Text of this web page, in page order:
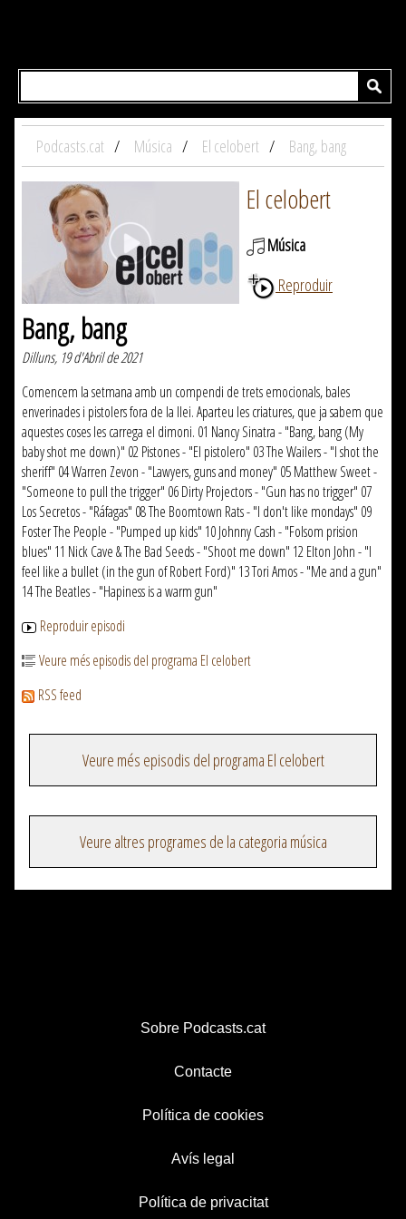
Podcasts.cat Música El celobert Bang, bang
El celobert
Música
Reproduir
Bang, bang
Dilluns, 19 d'Abril de 2021
Comencem la setmana amb un compendi de trets emocionals, bales
enverinades i pistolers fora de la llei. Aparteu les criatures, que ja sabem que
aquestes coses les carrega el dimoni. 01 Nancy Sinatra - "Bang, bang (My
baby shot me down)" 02 Pistones - "El pistolero" 03 The Wailers - "I shot the
sheriff" 04 Warren Zevon - "Lawyers, guns and money" 05 Matthew Sweet -
"Someone to pull the trigger" 06 Dirty Projectors - "Gun has no trigger" 07
Los Secretos - "Ráfagas" 08 The Boomtown Rats - "I don't like mondays" 09
Foster The People - "Pumped up kids" 10 Johnny Cash - "Folsom prision
blues" 11 Nick Cave & The Bad Seeds - "Shoot me down" 12 Elton John - "I
feel like a bullet (in the gun of Robert Ford)" 13 Tori Amos - "Me and a gun"
14 The Beatles - "Hapiness is a warm gun"
Reproduir episodi
Veure més episodis del programa El celobert
RSS feed
Veure més episodis del programa El celobert
Veure altres programes de la categoria música
Sobre Podcasts.cat
Contacte
Política de cookies
Avís legal
Política de privacitat